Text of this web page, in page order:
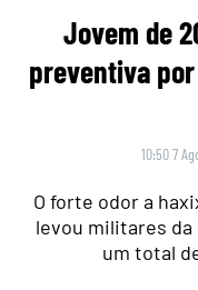
Jovem de
preventiva
10:50 7
O forte odor a
levou militares da
um total